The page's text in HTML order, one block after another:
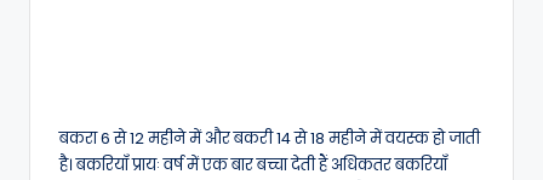
बकरा 6 से 12 महीने में और बकरी 14 से 18 महीने में वयस्क हो जाती
है। बकरियाँ प्रायः वर्ष में एक बार बच्चा देती हैं अधिकतर बकरियाँ